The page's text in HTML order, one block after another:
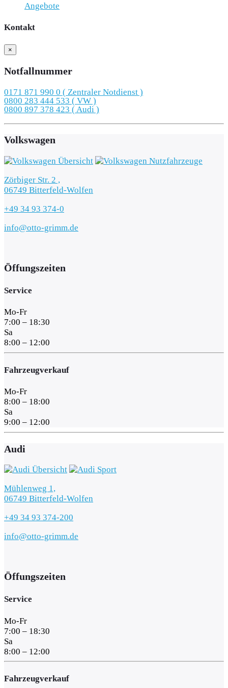
Angebote
Kontakt
×
Notfallnummer
0171 871 990 0 ( Zentraler Notdienst )
0800 283 444 533 ( VW )
0800 897 378 423 ( Audi )
Volkswagen
Zörbiger Str. 2 ,
06749 Bitterfeld-Wolfen
+49 34 93 374-0
info@otto-grimm.de
Öffungszeiten
Service
Mo-Fr
7:00 – 18:30
Sa
8:00 – 12:00
Fahrzeugverkauf
Mo-Fr
8:00 – 18:00
Sa
9:00 – 12:00
Audi
Mühlenweg 1,
06749 Bitterfeld-Wolfen
+49 34 93 374-200
info@otto-grimm.de
Öffungszeiten
Service
Mo-Fr
7:00 – 18:30
Sa
8:00 – 12:00
Fahrzeugverkauf